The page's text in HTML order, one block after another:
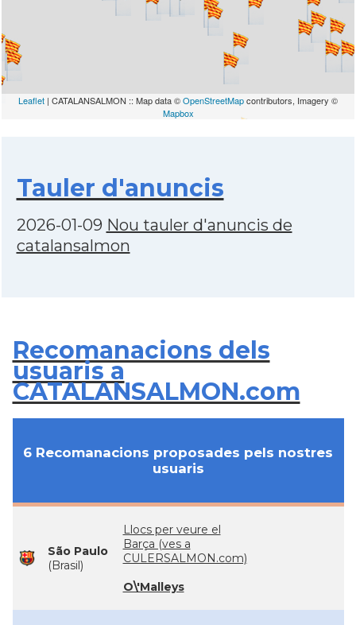
Leaflet | CATALANSALMON :: Map data ©OpenStreetMapcontributors, Imagery ©
Mapbox
Tauler d'anuncis
2026-01-09 Nou tauler d'anuncis de
catalansalmon
Recomanacions dels
usuaris a
CATALANSALMON.com
6 Recomanacions proposades pels nostres
usuaris
São Paulo
(Brasil)
Llocs per veure el
Barça (ves a
CULERSALMON.com)
O\'Malleys